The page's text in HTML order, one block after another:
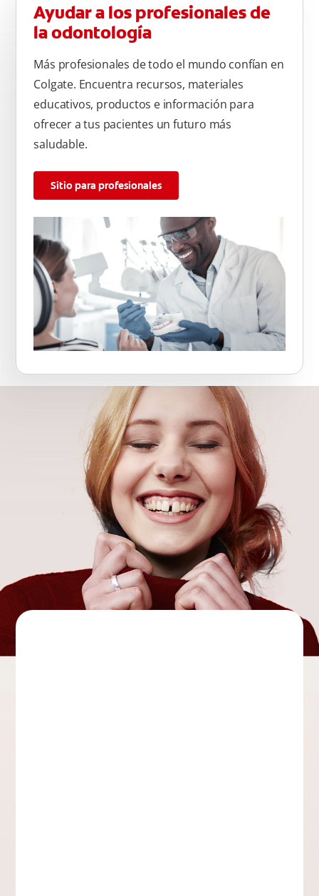
Ayudar a los profesionales de
la odontología
Más profesionales de todo el mundo confían en
Colgate. Encuentra recursos, materiales
educativos, productos e información para
ofrecer a tus pacientes un futuro más
saludable.
Sitio para profesionales